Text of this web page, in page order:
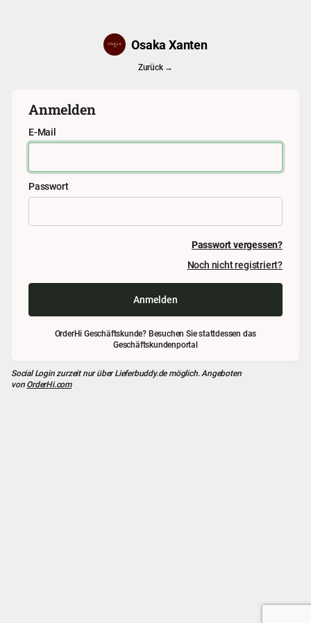
Osaka Xanten
Zurück →
Anmelden
E-Mail
Passwort
Passwort vergessen?
Noch nicht registriert?
Anmelden
OrderHi Geschäftskunde? Besuchen Sie stattdessen das
Geschäftskundenportal
Social Login zurzeit nur überLieferbuddy.demöglich. Angeboten
vonOrderHi.com